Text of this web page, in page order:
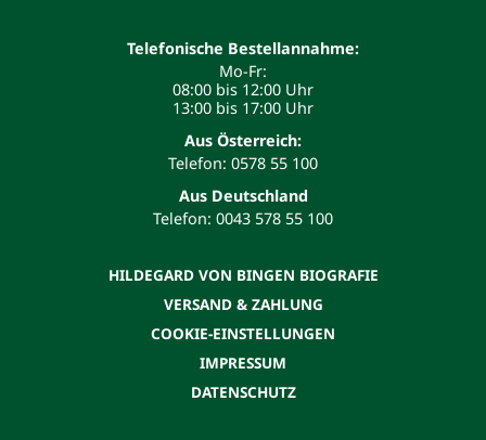
Telefonische Bestellannahme:
Mo-Fr:
08:00 bis 12:00 Uhr
13:00 bis 17:00 Uhr
Aus Österreich:
Telefon: 0578 55 100
Aus Deutschland
Telefon: 0043 578 55 100
HILDEGARD VON BINGEN BIOGRAFIE
VERSAND & ZAHLUNG
COOKIE-EINSTELLUNGEN
IMPRESSUM
DATENSCHUTZ